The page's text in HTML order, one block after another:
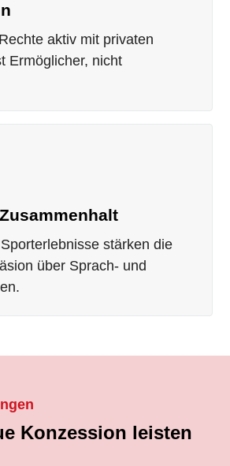
aktiv mit privaten
Ermöglicher, nicht
stärken die
über Sprach- und
Konzession leisten